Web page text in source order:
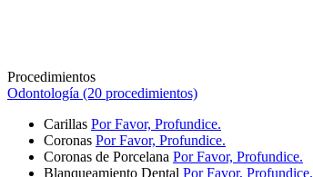
Procedimientos
Odontología (20 procedimientos)
Carillas Por Favor, Profundice.
Coronas Por Favor, Profundice.
Coronas de Porcelana Por Favor, Profundice.
Blanqueamiento Dental Por Favor, Profundice.